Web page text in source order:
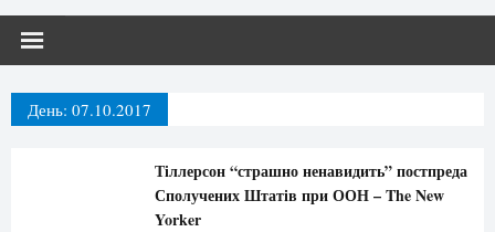
День: 07.10.2017
Тіллерсон “страшно ненавидить” постпреда
Сполучених Штатів при ООН – The New
Yorker